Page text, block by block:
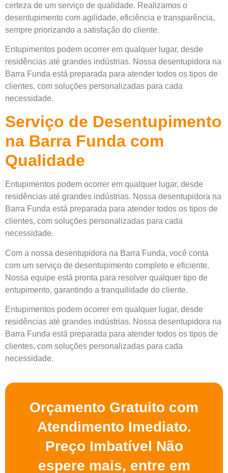
certeza de um serviço de qualidade. Realizamos o
desentupimento com agilidade, eficiência e transparência,
sempre priorizando a satisfação do cliente.
Entupimentos podem ocorrer em qualquer lugar, desde
residências até grandes indústrias. Nossa desentupidora na
Barra Funda está preparada para atender todos os tipos de
clientes, com soluções personalizadas para cada
necessidade.
Serviço de Desentupimento
na Barra Funda com
Qualidade
Entupimentos podem ocorrer em qualquer lugar, desde
residências até grandes indústrias. Nossa desentupidora na
Barra Funda está preparada para atender todos os tipos de
clientes, com soluções personalizadas para cada
necessidade.
Com a nossa desentupidora na Barra Funda, você conta
com um serviço de desentupimento completo e eficiente.
Nossa equipe está pronta para resolver qualquer tipo de
entupimento, garantindo a tranquilidade do cliente.
Entupimentos podem ocorrer em qualquer lugar, desde
residências até grandes indústrias. Nossa desentupidora na
Barra Funda está preparada para atender todos os tipos de
clientes, com soluções personalizadas para cada
necessidade.
Orçamento Gratuito com
Atendimento Imediato.
Preço Imbatível Não
espere mais, entre em